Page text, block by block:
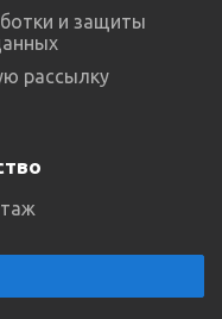
и защиты
рассылку